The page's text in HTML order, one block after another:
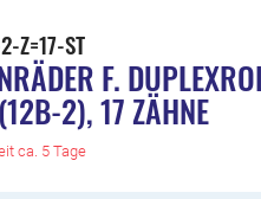
Z=17-ST
F.
2), 17 ZÄHNE
ca. 5 Tage